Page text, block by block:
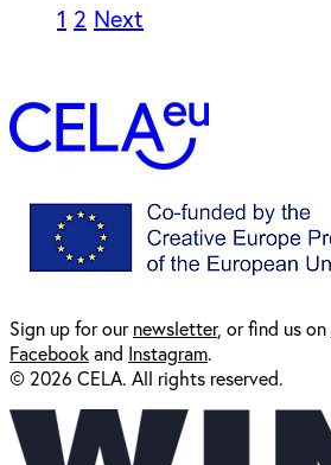
1 2 Next
Sign up for ournewsletter, or find us on
Facebookand Instagram.
© 2026 CELA. All rights reserved.